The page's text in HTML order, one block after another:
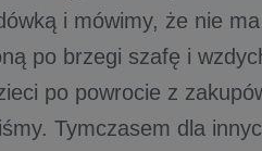
i mówimy, że nie
po brzegi szafę i
po powrocie z
Tymczasem dla